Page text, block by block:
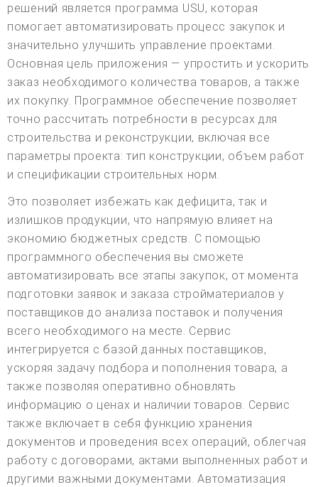
решений является программа USU, которая
помогает автоматизировать процесс закупок и
значительно улучшить управление проектами.
Основная цель приложения — упростить и ускорить
заказ необходимого количества товаров, а также
их покупку. Программное обеспечение позволяет
точно рассчитать потребности в ресурсах для
строительства и реконструкции, включая все
параметры проекта: тип конструкции, объем работ
и спецификации строительных норм.
Это позволяет избежать как дефицита, так и
излишков продукции, что напрямую влияет на
экономию бюджетных средств. С помощью
программного обеспечения вы сможете
автоматизировать все этапы закупок, от момента
подготовки заявок и заказа стройматериалов у
поставщиков до анализа поставок и получения
всего необходимого на месте. Сервис
интегрируется с базой данных поставщиков,
ускоряя задачу подбора и пополнения товара, а
также позволяя оперативно обновлять
информацию о ценах и наличии товаров. Сервис
также включает в себя функцию хранения
документов и проведения всех операций, облегчая
работу с договорами, актами выполненных работ и
другими важными документами. Автоматизация